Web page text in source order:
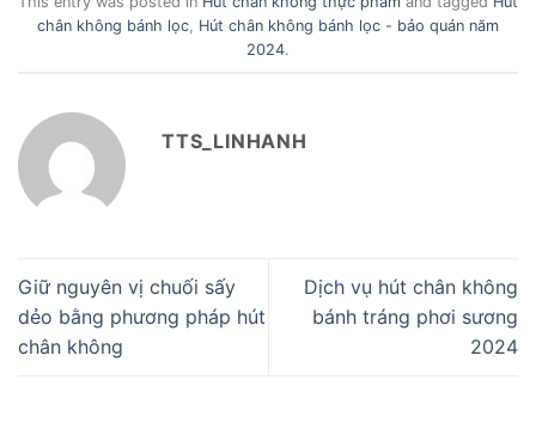
chân không bánh lọc, Hút chân không bánh lọc - bảo quán năm
2024.
TTS_LINHANH
Giữ nguyên vị chuối sấy
dẻo bằng phương pháp hút
chân không
Dịch vụ hút chân không
bánh tráng phơi sương
2024